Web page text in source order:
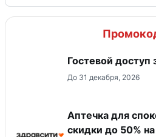
Гостевой доступ
До 31 декабря, 2026
Аптечка для
скидки до 50%